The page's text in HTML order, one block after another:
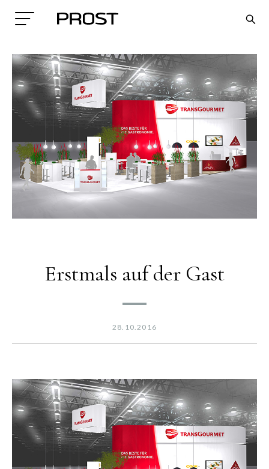
Search
Erstmals auf der Gast
28.10.2016